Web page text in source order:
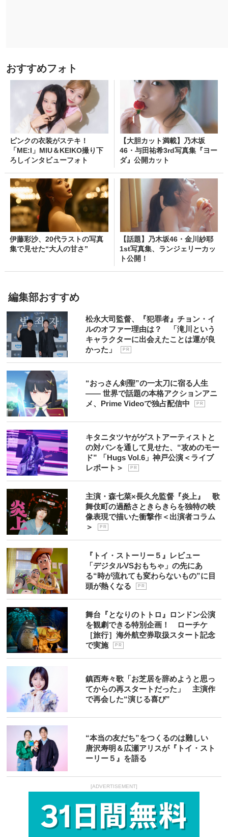
おすすめフォト
ピンクの衣装がステキ！
「ME:I」MIU＆KEIKO撮り下
ろしインタビューフォト
【大胆カット満載】乃木坂
46・与田祐希3rd写真集『ヨー
ダ』公開カット
伊藤彩沙、20代ラストの写真
集で見せた“大人の甘さ”
【話題】乃木坂46・金川紗耶
1st写真集、ランジェリーカッ
ト公開！
編集部おすすめ
松永大司監督、『犯罪者』チョン・イ
ルのオファー理由は？ 「滝川という
キャラクターに出会えたことは運が良
かった」
P R
“おっさん剣聖”の一太刀に宿る人生
―― 世界で話題の本格アクションアニ
メ、Prime Videoで独占配信中
P R
キタニタツヤがゲストアーティストと
の対バンを通して見せた、“攻めのモー
ド” 「Hugs Vol.6」神戸公演＜ライブ
レポート＞
P R
主演・森七菜×長久允監督『炎上』 歌
舞伎町の過酷さときらきらを独特の映
像表現で描いた衝撃作＜出演者コラム
＞
P R
『トイ・ストーリー５』レビュー
「デジタルVSおもちゃ」の先にあ
る“時が流れても変わらないもの”に目
頭が熱くなる
P R
舞台『となりのトトロ』ロンドン公演
を観劇できる特別企画！ ローチケ
［旅行］海外航空券取扱スタート記念
で実施
P R
鎮西寿々歌「お芝居を辞めようと思っ
てからの再スタートだった」 主演作
で再会した“演じる喜び”
“本当の友だち”をつくるのは難しい
唐沢寿明＆広瀬アリスが『トイ・スト
ーリー５』を語る
[ADVERTISEMENT]